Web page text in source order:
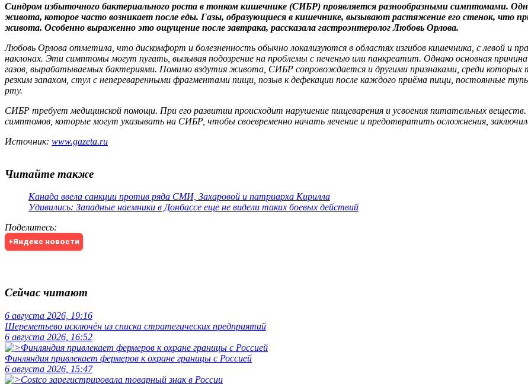
Синдром избыточного бактериального роста в тонком кишечнике (СИБР) проявляется разнообразными симптомами.
живота, которое часто возникает после еды. Газы, образующиеся в кишечнике, вызывают растяжение его стенок, что
живота. Особенно выраженно это ощущение после завтрака, рассказала гастроэнтеролог Любовь Орлова.
Любовь Орлова отметила, что дискомфорт и болезненность обычно локализуются в областях изгибов кишечника, с левой и
наклонах. Эти симптомы могут пугать, вызывая подозрение на проблемы с печенью или панкреатит. Однако основная
газов, вырабатываемых бактериями. Помимо вздутия живота, СИБР сопровождается и другими признаками, среди
резким запахом, стул с непереваренными фрагментами пищи, позыв к дефекации после каждого приёма пищи, постоянные
рту.
СИБР требует медицинской помощи. При его развитии происходит нарушение пищеварения и усвоения питательных
симптомов, которые могут указывать на СИБР, чтобы своевременно начать лечение и предотвратить осложнения,
Источник: www.gazeta.ru
Читайте также
Канада ввела санкции против ряда СМИ, Захаровой и патриарха Кирилла
Удивились: Западные наемники в Донбассе еще не видели таких боевых действий
Поделитесь:
+Яндекс новости
Сейчас читают
6 августа 2026, 19:16
Шереметьево исключён из списка стратегических предприятий
6 августа 2026, 16:52
Финляндия привлекает фермеров к охране границы с Россией
6 августа 2026, 15:47